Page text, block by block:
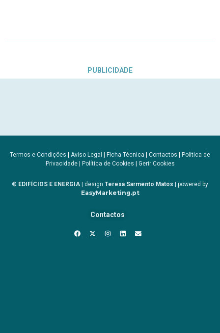
PUBLICIDADE
Termos e Condições | Aviso Legal | Ficha Técnica | Contactos | Política de
Privacidade| Política de Cookies | Gerir Cookies
© EDIFÍCIOS E ENERGIA | design Teresa Sarmento Matos | powered by
EasyMarketing.pt
Contactos